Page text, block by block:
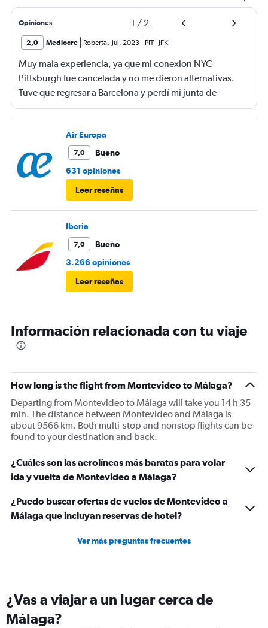
Opiniones 1 / 2
2,0 Mediocre Roberta, jul. 2023 PIT- JFK
Muy mala experiencia, ya que mi conexion NYC
Pittsburgh fue cancelada y no me dieron alternativas.
Tuve que regresar a Barcelona y perdí mi junta de
trabajo. Fatal Delta.
Air Europa
7,0
Bueno
631 opiniones
Leer reseñas
Iberia
7,0
Bueno
3.266 opiniones
Leer reseñas
Información relacionada con tu viaje
How long is the flight from Montevideo to Málaga?
Departing from Montevideo to Málaga will take you 14 h 35
min. The distance between Montevideo and Málaga is
about 9566 km. Both multi-stop and nonstop flights can be
found to your destination and back.
¿Cuáles son las aerolíneas más baratas para volar
ida y vuelta de Montevideo a Málaga?
¿Puedo buscar ofertas de vuelos de Montevideo a
Málaga que incluyan reservas de hotel?
Ver más preguntas frecuentes
¿Vas a viajar a un lugar cerca de
Málaga?